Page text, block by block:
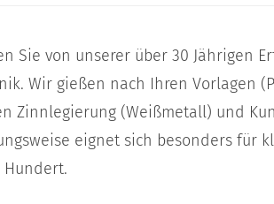
Sie von unserer über 30 Jährigen
Wir gießen nach Ihren Vorlagen
Zinnlegierung (Weißmetall) und
eignet sich besonders für
Hundert.